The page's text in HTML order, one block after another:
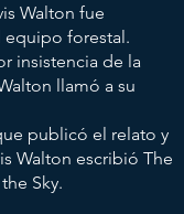
Walton fue
equipo forestal.
insistencia de la
llamó a su
publicó el relato y
Walton escribió The
Sky.